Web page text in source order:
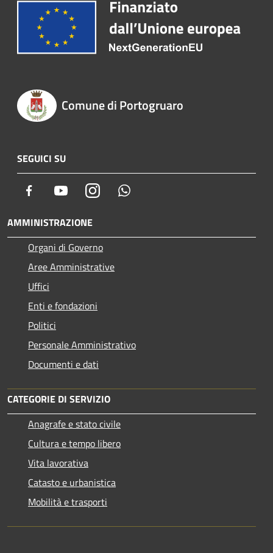
Comune di Portogruaro
SEGUICI SU
Facebook YoutubeInstagram
AMMINISTRAZIONE
Organi di Governo
Aree Amministrative
Uffici
Enti e fondazioni
Politici
Personale Amministrativo
Documenti e dati
CATEGORIE DI SERVIZIO
Anagrafe e stato civile
Cultura e tempo libero
Vita lavorativa
Catasto e urbanistica
Mobilità e trasporti